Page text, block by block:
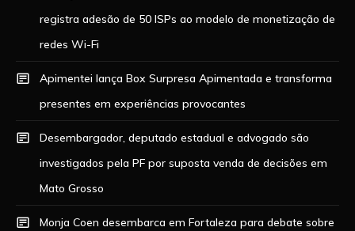
registra adesão de 50 ISPs ao modelo de monetização de
redes Wi-Fi
Apimentei lança Box Surpresa Apimentada e transforma
presentes em experiências provocantes
Desembargador, deputado estadual e advogado são
investigados pela PF por suposta venda de decisões em
Mato Grosso
Monja Coen desembarca em Fortaleza para debate sobre